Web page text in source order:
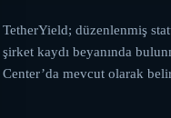
TetherYield; düzenlenmiş
şirket kaydı beyanında
Center’da mevcut olarak